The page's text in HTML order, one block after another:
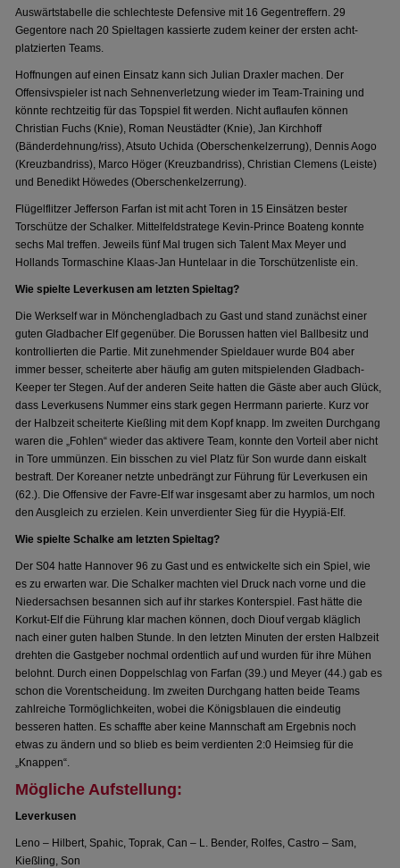
Auswärtstabelle die schlechteste Defensive mit 16 Gegentreffern. 29
Gegentore nach 20 Spieltagen kassierte zudem keiner der ersten acht-
platzierten Teams.
Hoffnungen auf einen Einsatz kann sich Julian Draxler machen. Der
Offensivspieler ist nach Sehnenverletzung wieder im Team-Training und
könnte rechtzeitig für das Topspiel fit werden. Nicht auflaufen können
Christian Fuchs (Knie), Roman Neustädter (Knie), Jan Kirchhoff
(Bänderdehnung/riss), Atsuto Uchida (Oberschenkelzerrung), Dennis Aogo
(Kreuzbandriss), Marco Höger (Kreuzbandriss), Christian Clemens (Leiste)
und Benedikt Höwedes (Oberschenkelzerrung).
Flügelflitzer Jefferson Farfan ist mit acht Toren in 15 Einsätzen bester
Torschütze der Schalker. Mittelfeldstratege Kevin-Prince Boateng konnte
sechs Mal treffen. Jeweils fünf Mal trugen sich Talent Max Meyer und
Hollands Tormaschine Klaas-Jan Huntelaar in die Torschützenliste ein.
Wie spielte Leverkusen am letzten Spieltag?
Die Werkself war in Mönchengladbach zu Gast und stand zunächst einer
guten Gladbacher Elf gegenüber. Die Borussen hatten viel Ballbesitz und
kontrollierten die Partie. Mit zunehmender Spieldauer wurde B04 aber
immer besser, scheiterte aber häufig am guten mitspielenden Gladbach-
Keeper ter Stegen. Auf der anderen Seite hatten die Gäste aber auch Glück,
dass Leverkusens Nummer eins stark gegen Herrmann parierte. Kurz vor
der Halbzeit scheiterte Kießling mit dem Kopf knapp. Im zweiten Durchgang
waren die „Fohlen“ wieder das aktivere Team, konnte den Vorteil aber nicht
in Tore ummünzen. Ein bisschen zu viel Platz für Son wurde dann eiskalt
bestraft. Der Koreaner netzte unbedrängt zur Führung für Leverkusen ein
(62.). Die Offensive der Favre-Elf war insgesamt aber zu harmlos, um noch
den Ausgleich zu erzielen. Kein unverdienter Sieg für die Hyypiä-Elf.
Wie spielte Schalke am letzten Spieltag?
Der S04 hatte Hannover 96 zu Gast und es entwickelte sich ein Spiel, wie
es zu erwarten war. Die Schalker machten viel Druck nach vorne und die
Niedersachsen besannen sich auf ihr starkes Konterspiel. Fast hätte die
Korkut-Elf die Führung klar machen können, doch Diouf vergab kläglich
nach einer guten halben Stunde. In den letzten Minuten der ersten Halbzeit
drehten die Gastgeber nochmal ordentlich auf und wurden für ihre Mühen
belohnt. Durch einen Doppelschlag von Farfan (39.) und Meyer (44.) gab es
schon die Vorentscheidung. Im zweiten Durchgang hatten beide Teams
zahlreiche Tormöglichkeiten, wobei die Königsblauen die eindeutig
besseren hatten. Es schaffte aber keine Mannschaft am Ergebnis noch
etwas zu ändern und so blieb es beim verdienten 2:0 Heimsieg für die
„Knappen“.
Mögliche Aufstellung:
Leverkusen
Leno – Hilbert, Spahic, Toprak, Can – L. Bender, Rolfes, Castro – Sam,
Kießling, Son